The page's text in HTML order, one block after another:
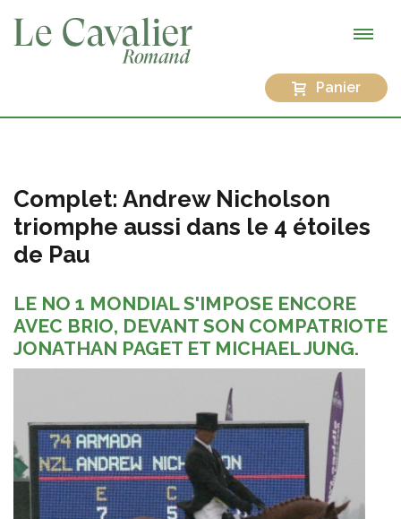
Panier
Complet: Andrew Nicholson
triomphe aussi dans le 4 étoiles
de Pau
LE NO 1 MONDIAL S'IMPOSE ENCORE
AVEC BRIO, DEVANT SON COMPATRIOTE
JONATHAN PAGET ET MICHAEL JUNG.